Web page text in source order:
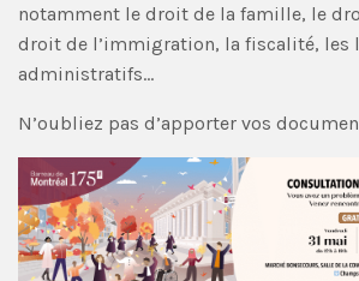
notamment le droit de la famille, le
droit de l’immigration, la fiscalité, les
administratifs…
N’oubliez pas d’apporter vos